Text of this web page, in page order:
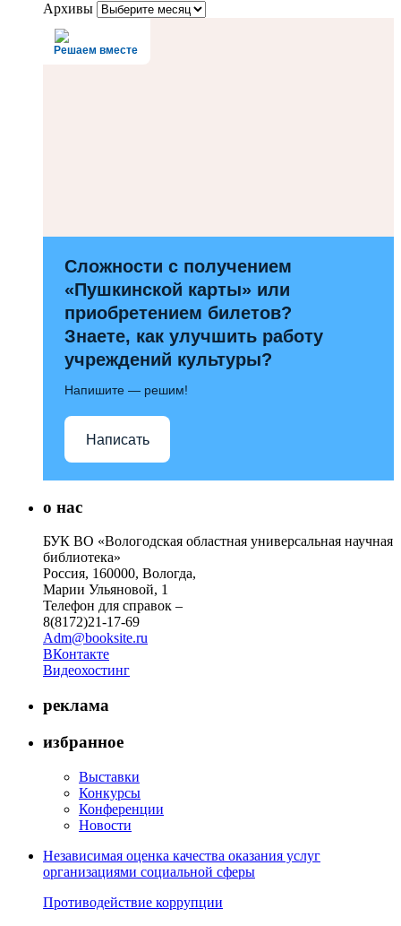
Архивы
Решаем вместе
Сложности с получением
«Пушкинской карты» или
приобретением билетов?
Знаете, как улучшить работу
учреждений культуры?
Напишите — решим!
Написать
о нас
БУК ВО «Вологодская областная универсальная научная
библиотека»
Россия, 160000, Вологда,
Марии Ульяновой, 1
Телефон для справок –
8(8172)21-17-69
Adm@booksite.ru
ВКонтакте
Видеохостинг
реклама
избранное
Выставки
Конкурсы
Конференции
Новости
Независимая оценка качества оказания услуг
организациями социальной сферы
Противодействие коррупции